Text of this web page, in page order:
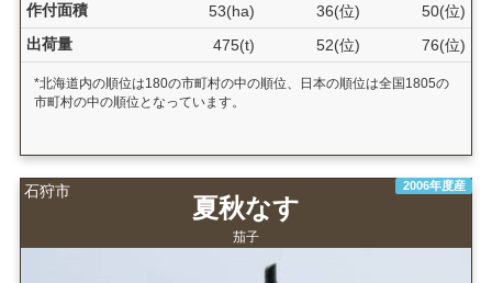
作付面積
53(ha) 36(位)
50(位)
出荷量
475(t) 52(位) 76(位)
*北海道内の順位は180の市町村の中の順位、日本の順位は全国1805の
市町村の中の順位となっています。
石狩市 2006年度産
夏秋なす
茄子